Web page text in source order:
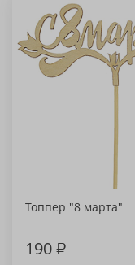
Топпер "8 марта"
190₽